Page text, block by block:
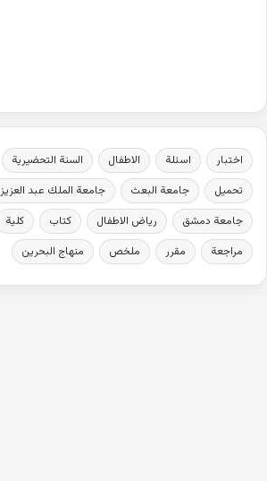
اختبار اسئلة الاطفال السنة التحضيرية
تحميل
جامعة البعث جامعة الملك عبد العزيز
جامعة دمشق
رياض الاطفال كتاب كلية
مراجعة
مقرر ملخص منهاج البحرين